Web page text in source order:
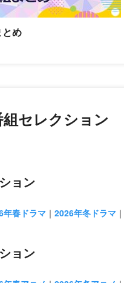
め
セレクション
ョン
年春ドラマ 2026年冬ドラマ
ョン